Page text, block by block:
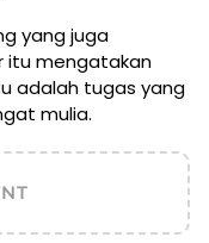
yang juga
itu mengatakan
adalah tugas yang
mulia.